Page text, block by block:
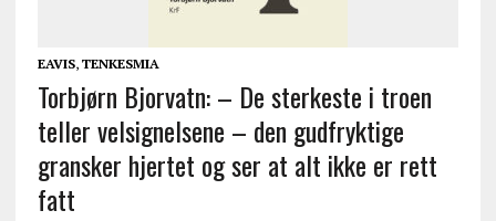
EAVIS, TENKESMIA
Torbjørn Bjorvatn: – De sterkeste i troen
teller velsignelsene – den gudfryktige
gransker hjertet og ser at alt ikke er rett
fatt